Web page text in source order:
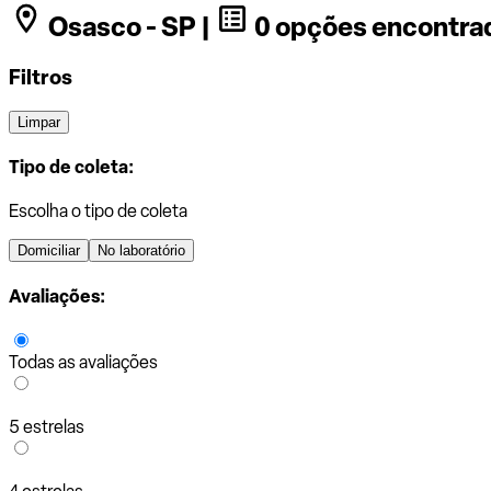
Osasco - SP | 0 opções
Filtros
Limpar
Tipo de coleta:
Escolha o tipo de coleta
Domiciliar No laboratório
Avaliações:
Todas as avaliações
5 estrelas